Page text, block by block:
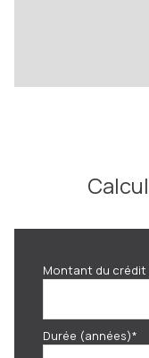
Montant du crédit
Durée (années)*